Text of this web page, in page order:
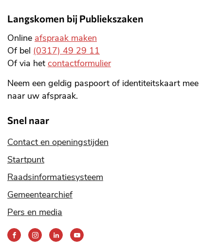
Langskomen bij Publiekszaken
Online afspraak maken
Of bel (0317) 49 29 11
Of via het contactformulier
Neem een geldig paspoort of identiteitskaart mee
naar uw afspraak.
Snel naar
Contact en openingstijden
Startpunt
Raadsinformatiesysteem
Gemeentearchief
Pers en media
Bereik
ons